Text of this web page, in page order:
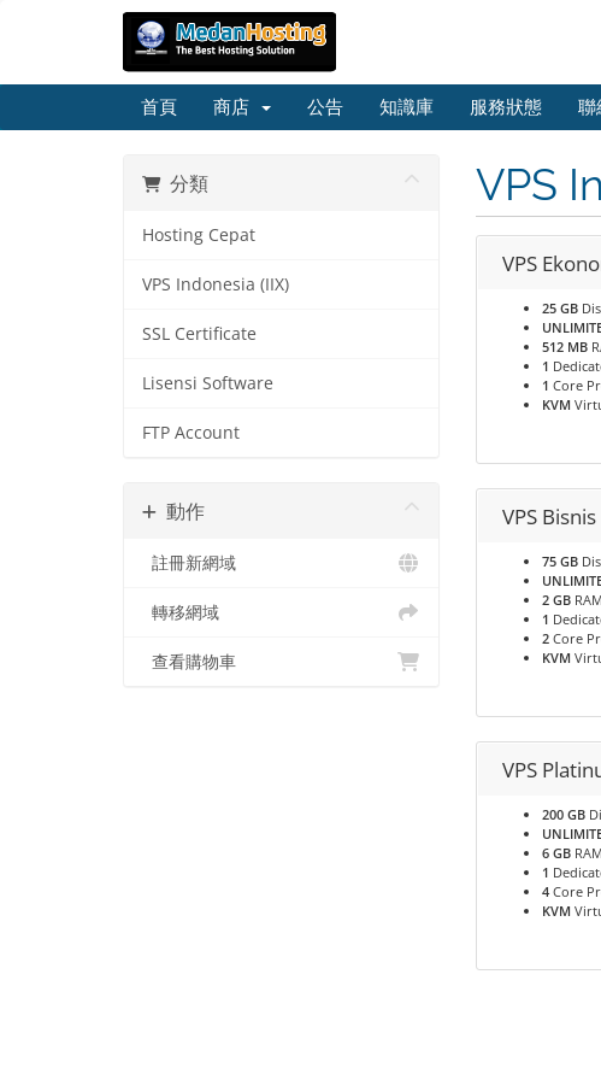
首頁 商店 公告 知識庫 服務狀態 聯
分類
Hosting Cepat
VPS Indonesia (IIX)
SSL Certificate
Lisensi Software
FTP Account
動作
註冊新網域
轉移網域
查看購物車
VPS
VPS
25 GB
512 MB
1
1 Core
KVM
VPS Bisnis
75 GB
2 GBRAM
1
2Core
KVM
VPS
200 GB
6 GBRAM
1
4Core
KVM